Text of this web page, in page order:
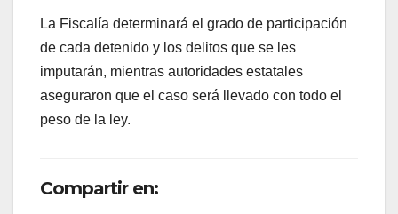
La Fiscalía determinará el grado de participación
de cada detenido y los delitos que se les
imputarán, mientras autoridades estatales
aseguraron que el caso será llevado con todo el
peso de la ley.
Compartir en: